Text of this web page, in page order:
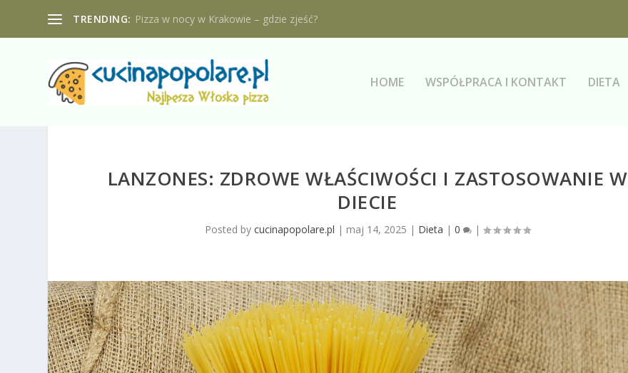
TRENDING: Pizza w nocy w Krakowie – gdzie zjeść?
HOME WSPÓŁPRACA I KONTAKT DIETA
LANZONES: ZDROWE WŁAŚCIWOŚCI I ZASTOSOWANIE W
DIECIE
Posted by cucinapopolare.pl | maj 14, 2025 | Dieta | 0 |